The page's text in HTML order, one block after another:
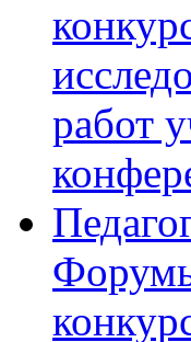
работ